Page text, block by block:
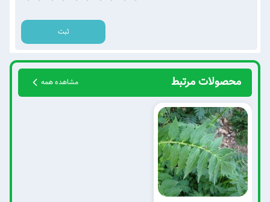
ثبت
محصولات مرتبط مشاهده همه